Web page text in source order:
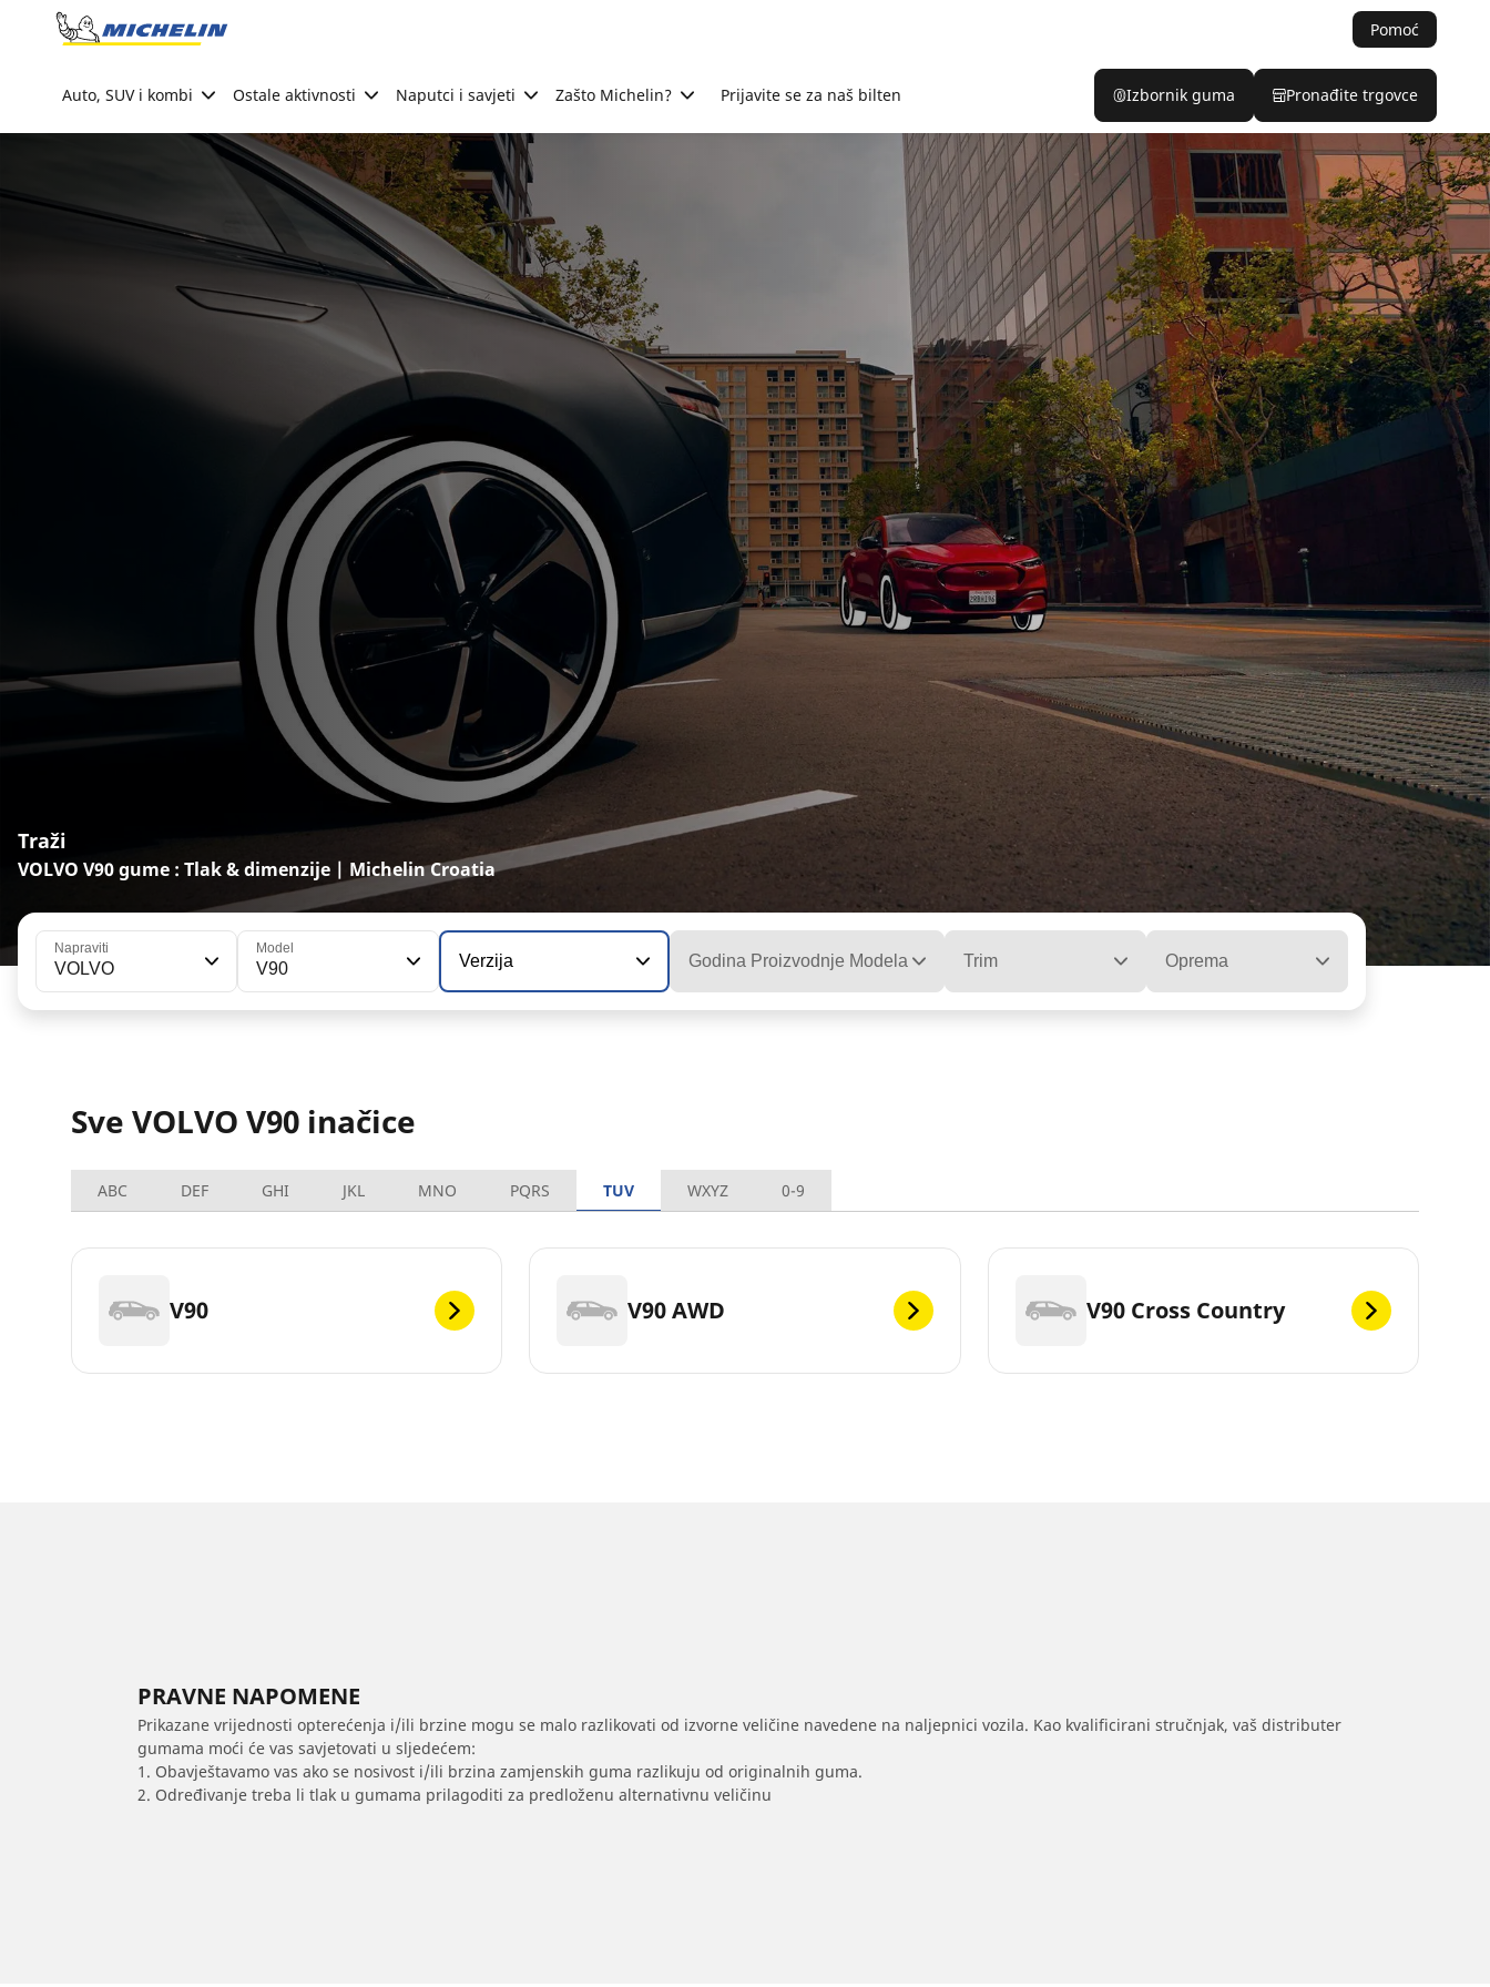
Go to page content
Pomoć
Auto, SUV i kombi Ostale aktivnosti Naputci i savjeti Zašto Michelin? Prijavite se za naš bilten Izbornik guma Pronađite trgovce
Traži
VOLVO V90 gume : Tlak & dimenzije | Michelin Croatia
Napraviti
VOLVO
Model
V90 Verzija Godina Proizvodnje Modela Trim Oprema
Sve VOLVO V90 inačice
ABC DEF GHI JKL MNO PQRS TUV WXYZ 0-9
V90 V90 AWD V90 Cross Country
PRAVNE NAPOMENE
Prikazane vrijednosti opterećenja i/ili brzine mogu se malo razlikovati od izvorne veličine navedene na naljepnici vozila. Kao kvalificirani stručnjak, vaš distributer
gumama moći će vas savjetovati u sljedećem:
1. Obavještavamo vas ako se nosivost i/ili brzina zamjenskih guma razlikuju od originalnih guma.
2. Određivanje treba li tlak u gumama prilagoditi za predloženu alternativnu veličinu